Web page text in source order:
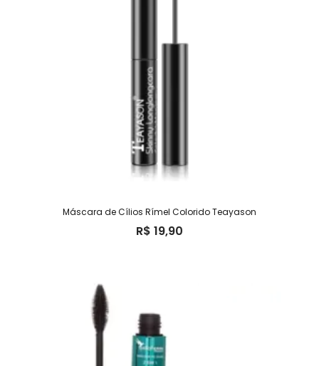
Máscara de Cílios Rímel Colorido Teayason
R$ 19,90